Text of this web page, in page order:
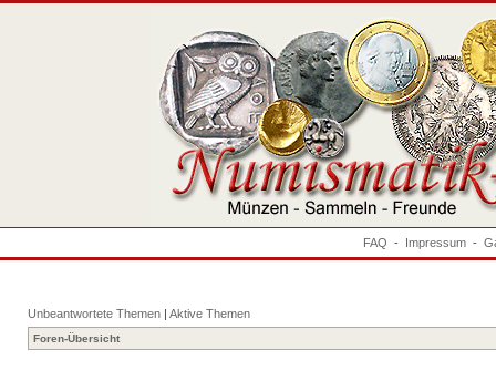
FAQ - Impressum -
Unbeantwortete Themen | Aktive Themen
Foren-Übersicht